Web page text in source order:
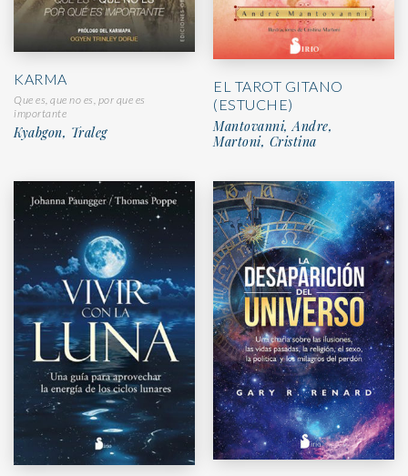
KARMA
Que es, que no es, por que es
importante
Kyabgon, Traleg
EL TAROT GITANO
(ESTUCHE)
Mantovanni, Andre,
Martoni, Cristina